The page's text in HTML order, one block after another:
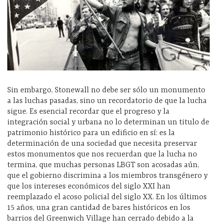
Sin embargo, Stonewall no debe ser sólo un monumento
a las luchas pasadas, sino un recordatorio de que la lucha
sigue. Es esencial recordar que el progreso y la
integración social y urbana no lo determinan un titulo de
patrimonio histórico para un edificio en sí: es la
determinación de una sociedad que necesita preservar
estos monumentos que nos recuerdan que la lucha no
termina, que muchas personas LBGT son acosadas aún,
que el gobierno discrimina a los miembros transgénero y
que los intereses económicos del siglo XXI han
reemplazado el acoso policial del siglo XX. En los últimos
15 años, una gran cantidad de bares históricos en los
barrios del Greenwich Village han cerrado debido a la